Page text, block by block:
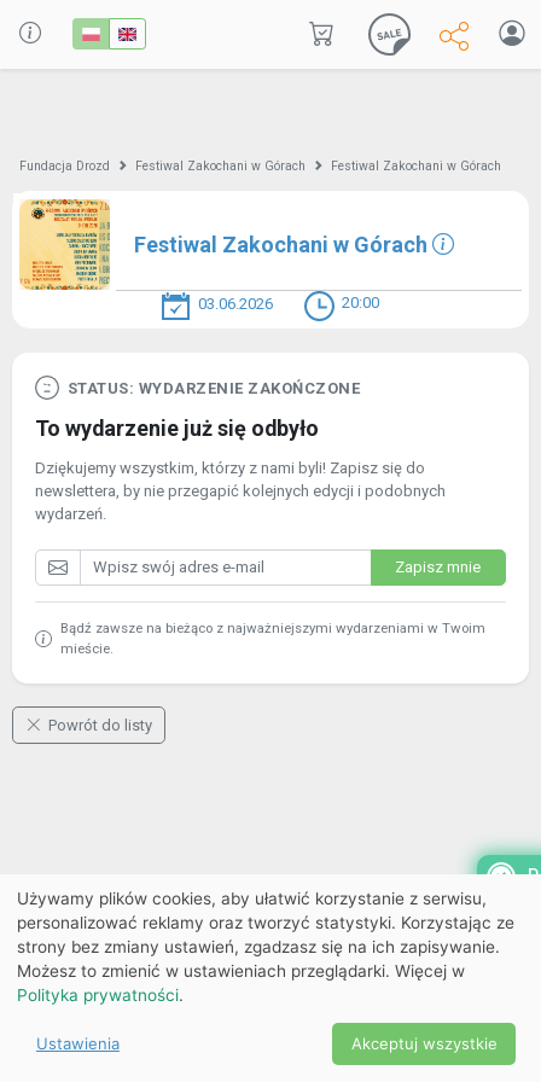
Fundacja Drozd Festiwal Zakochani w Górach Festiwal Zakochani w Górach
Festiwal Zakochani w Górach
03.06.2026 20:00
STATUS: WYDARZENIE ZAKOŃCZONE
To wydarzenie już się odbyło
Dziękujemy wszystkim, którzy z nami byli! Zapisz się do
newslettera, by nie przegapić kolejnych edycji i podobnych
wydarzeń.
Zapisz mnie
Bądź zawsze na bieżąco z najważniejszymi wydarzeniami w Twoim
mieście.
Powrót do listy
Ekobilet2026 |
Ustawienia
cookies
2026
Używamy plików cookies, aby ułatwić korzystanie z serwisu,
personalizować reklamy oraz tworzyć statystyki. Korzystając ze
strony bez zmiany ustawień, zgadzasz się na ich zapisywanie.
Możesz to zmienić w ustawieniach przeglądarki. Więcej w
Polityka prywatności.
Ustawienia Akceptuj wszystkie